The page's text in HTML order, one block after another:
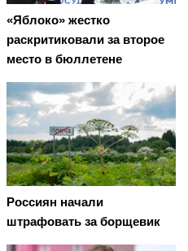
«Яблоко» жестко
раскритиковали за второе
место в бюллетене
Россиян начали
штрафовать за борщевик